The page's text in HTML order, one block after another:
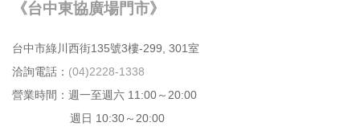
《台中東協廣場門市》
台中市綠川⻄街135號3樓-299, 301室
洽詢電話： (04)2228-1338
營業時間：週⼀⾄週六 11:00～20:00
週日 10:30～20:00